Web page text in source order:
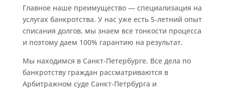
Главное наше преимущество — специализация на
услугах банкротства. У нас уже есть 5-летний опыт
списания долгов, мы знаем все тонкости процесса
и поэтому даем 100% гарантию на результат.
Мы находимся в Санкт-Петербурге. Все дела по
банкротству граждан рассматриваются в
Арбитражном суде Санкт-Петрбурга и